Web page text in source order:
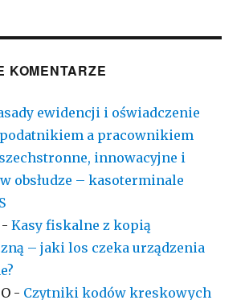
KOMENTARZE
ewidencji i oświadczenie
a pracownikiem
innowacyjne i
obsłudze – kasoterminale
-Kasy fiskalne z kopią
– jaki los czeka urządzenia
- Czytniki kodów kreskowych